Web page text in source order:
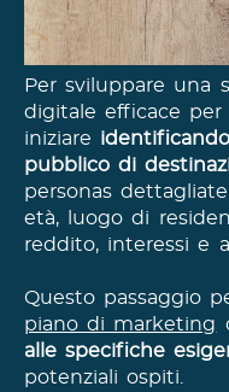
Per sviluppare una
digitale efficace
iniziare
pubblico di
personas
età, luogo di
reddito, interessi e
Questo passaggio
piano di marketing
alle specifiche
potenziali ospiti.